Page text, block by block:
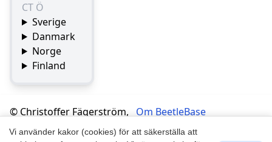
CT Ö
Sverige
Danmark
Norge
Finland
© Christoffer Fägerström,
Håkan Lundkvist, Jan
Om BeetleBase
Integritetspolicy
Vi använder kakor (cookies) för att säkerställa att